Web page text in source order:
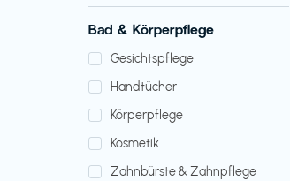
Bad & Körperpflege
Gesichtspflege
Handtücher
Körperpflege
Kosmetik
Zahnbürste & Zahnpflege